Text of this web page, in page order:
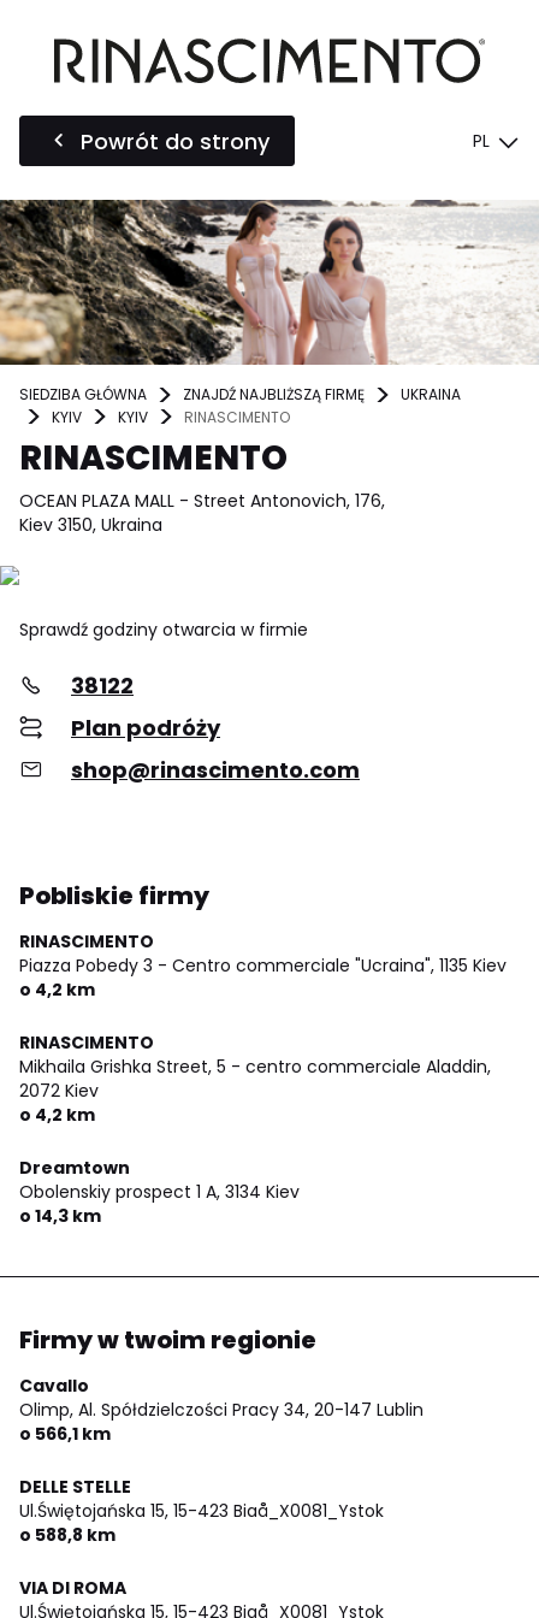
Powrót do strony PL
SIEDZIBA GŁÓWNA ZNAJDŹ NAJBLIŻSZĄ FIRMĘ
UKRAINA
KYIV
KYIV RINASCIMENTO
RINASCIMENTO
OCEAN PLAZA MALL - Street Antonovich, 176,
Kiev 3150, Ukraina
Sprawdź godziny otwarcia w firmie
38122
Plan podróży
shop@rinascimento.com
Pobliskie firmy
RINASCIMENTO
Piazza Pobedy 3 - Centro commerciale "Ucraina", 1135 Kiev
o 4,2 km
RINASCIMENTO
Mikhaila Grishka Street, 5 - centro commerciale Aladdin,
2072 Kiev
o 4,2 km
Dreamtown
Obolenskiy prospect 1 A, 3134 Kiev
o 14,3 km
Firmy w twoim regionie
Cavallo
Olimp, Al. Spółdzielczości Pracy 34, 20-147 Lublin
o 566,1 km
DELLE STELLE
Ul.Świętojańska 15, 15-423 Biaå_X0081_Ystok
o 588,8 km
VIA DI ROMA
Ul.Świętojańska 15, 15-423 Biaå_X0081_Ystok